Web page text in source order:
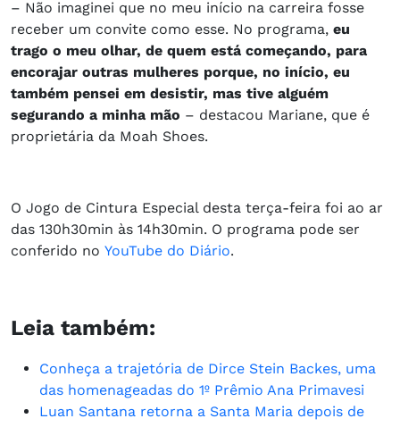
– Não imaginei que no meu início na carreira fosse
receber um convite como esse. No programa, eu
trago o meu olhar, de quem está começando, para
encorajar outras mulheres porque, no início, eu
também pensei em desistir, mas tive alguém
segurando a minha mão – destacou Mariane, que é
proprietária da Moah Shoes.
O Jogo de Cintura Especial desta terça-feira foi ao ar
das 130h30min às 14h30min. O programa pode ser
conferido no YouTube do Diário.
Leia também:
Conheça a trajetória de Dirce Stein Backes, uma
das homenageadas do 1º Prêmio Ana Primavesi
Luan Santana retorna a Santa Maria depois de